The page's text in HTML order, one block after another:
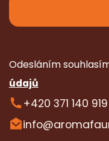
Odesláním
údajů
+420 371 140 919